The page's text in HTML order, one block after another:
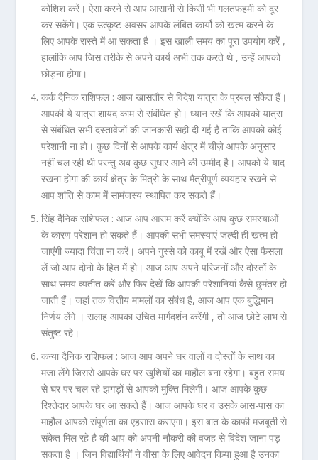
कोशिश करें। ऐसा करने से आप आसानी से किसी भी गलतफहमी को दूर
कर सकेंगे। एक उत्कृष्ट अवसर आपके लंबित कार्यो को खत्म करने के
लिए आपके रास्ते में आ सकता है । इस खाली समय का पूरा उपयोग करें ,
हालांकि आप जिस तरीके से अपने कार्य अभी तक करते थे , उन्हें आपको
छोड़ना होगा।
कर्क दैनिक राशिफल : आज खासतौर से विदेश यात्रा के प्रबल संकेत हैं।
आपकी ये यात्रा शायद काम से संबंधित हो। ध्यान रखें कि आपको यात्रा
से संबंधित सभी दस्तावेजों की जानकारी सही दी गई है ताकि आपको कोई
परेशानी ना हो। कुछ दिनों से आपके कार्य क्षेत्र में चीज़े आपके अनुसार
नहीं चल रही थी परन्तु अब कुछ सुधार आने की उम्मीद है। आपको ये याद
रखना होगा की कार्य क्षेत्र के मित्रो के साथ मैत्रीपूर्ण व्ययहार रखने से
आप शांति से काम में सामंजस्य स्थापित कर सकते हैं।
सिंह दैनिक राशिफल :आज आप आराम करें क्योंकि आप कुछ समस्याओं
के कारण परेशान हो सकते हैं। आपकी सभी समस्याएं जल्दी ही खत्म हो
जाएंगी ज्यादा चिंता ना करें। अपने गुस्से को काबू में रखें और ऐसा फैसला
लें जो आप दोनो के हित में हो। आज आप अपने परिजनों और दोस्तों के
साथ समय व्यतीत करें और फिर देखें कि आपकी परेशानियां कैसे छूमंतर हो
जाती हैं। जहां तक वित्तीय मामलों का संबंध है, आज आप एक बुद्धिमान
निर्णय लेंगे । सलाह आपका उचित मार्गदर्शन करेंगी , तो आज छोटे लाभ से
संतुष्ट रहे।
कन्या दैनिक राशिफल :आज आप अपने घर वालों व दोस्तों के साथ का
मजा लेंगे जिससे आपके घर पर खुशियों का माहौल बना रहेगा। बहुत समय
से घर पर चल रहे झगड़ों से आपको मुक्ति मिलेगी। आज आपके कुछ
रिश्तेदार आपके घर आ सकते हैं। आज आपके घर व उसके आस-पास का
माहौल आपको संपूर्णता का एहसास कराएगा। इस बात के काफी मजबूती से
संकेत मिल रहे है की आप को अपनी नौकरी की वजह से विदेश जाना पड़
सकता है । जिन विद्यार्थियों ने वीसा के लिए आवेदन किया हुआ है उनका